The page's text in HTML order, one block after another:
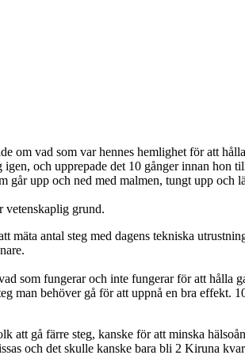
om vad som var hennes hemlighet för att
och upprepade det 10 gånger innan
upp och ned med malmen, tungt upp och
vetenskaplig grund.
mäta antal steg med dagens tekniska
som fungerar och inte fungerar för att hålla
man behöver gå för att uppnå en bra effekt.
att gå färre steg, kanske för att minska
och det skulle kanske bara bli 2 Kiruna